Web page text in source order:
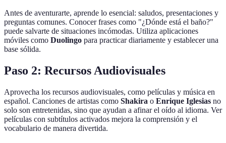
Antes de aventurarte, aprende lo esencial: saludos, presentaciones y
preguntas comunes. Conocer frases como "¿Dónde está el baño?"
puede salvarte de situaciones incómodas. Utiliza aplicaciones
móviles como Duolingo para practicar diariamente y establecer una
base sólida.
Paso 2: Recursos Audiovisuales
Aprovecha los recursos audiovisuales, como películas y música en
español. Canciones de artistas como Shakira o Enrique Iglesias no
solo son entretenidas, sino que ayudan a afinar el oído al idioma. Ver
películas con subtítulos activados mejora la comprensión y el
vocabulario de manera divertida.